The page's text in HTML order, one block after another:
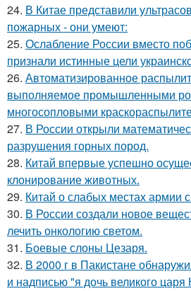
24. В Китае представили
пожарных - они умеют:
25. Ослабление России вместо
признали истинные цели
26. Автоматизированное
выполняемое промышленными
многосопловыми
27. В России открыли
разрушения горных пород.
28. Китай впервые успешно
клонирование животных.
29. Китай о слабых местах армии
30. В России создали новое
лечить онкологию светом.
31. Боевые слоны Цезаря.
32. В 2000 г в Пакистане
и надписью "я дочь великого царя